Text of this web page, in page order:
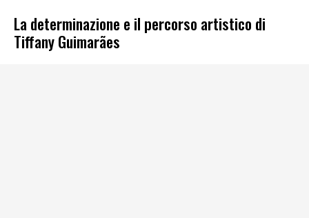
La determinazione e il percorso artistico di
Tiffany Guimarães